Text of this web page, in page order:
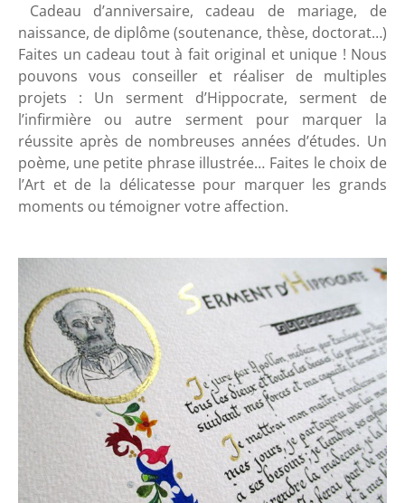
Cadeau d’anniversaire, cadeau de mariage, de
naissance, de diplôme (soutenance, thèse, doctorat…)
Faites un cadeau tout à fait original et unique ! Nous
pouvons vous conseiller et réaliser de multiples
projets : Un serment d’Hippocrate, serment de
l’infirmière ou autre serment pour marquer la
réussite après de nombreuses années d’études. Un
poème, une petite phrase illustrée… Faites le choix de
l’Art et de la délicatesse pour marquer les grands
moments ou témoigner votre affection.